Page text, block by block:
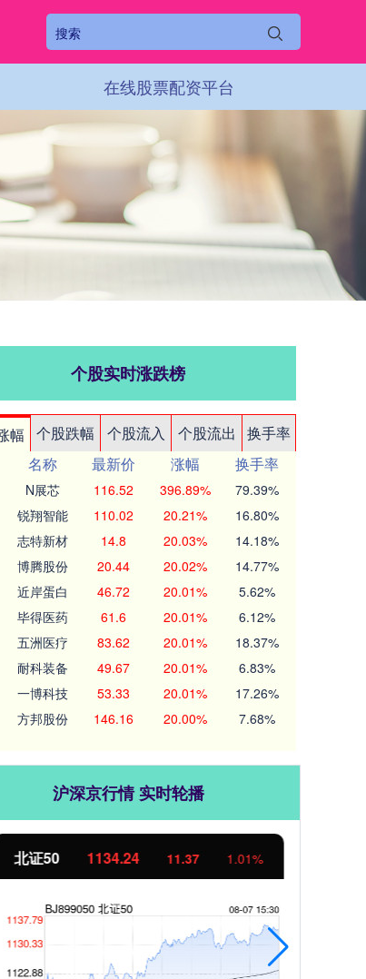
在线股票配资平台
个股实时涨跌榜
幅 个股跌幅 个股流入 个股流出
换手率
名称 最新价 涨幅
换手率
N展芯 116.52 396.89% 79.39%
锐翔智能 110.02 20.21% 16.80%
志特新材 14.8 20.03% 14.18%
博腾股份 20.44 20.02% 14.77%
近岸蛋白 46.72 20.01% 5.62%
毕得医药 61.6 20.01% 6.12%
五洲医疗 83.62 20.01% 18.37%
耐科装备 49.67 20.01% 6.83%
一博科技 53.33 20.01% 17.26%
方邦股份 146.16 20.00% 7.68%
沪深京行情 实时轮播
北证50 1134.24 11.37 1.01%